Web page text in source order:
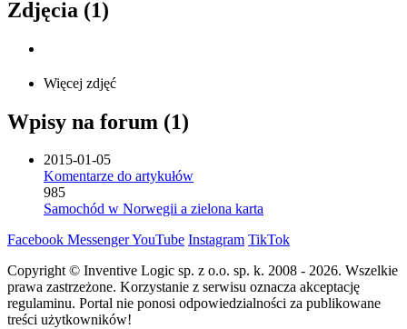
Zdjęcia (1)
Więcej zdjęć
Wpisy na forum (1)
2015-01-05
Komentarze do artykułów
985
Samochód w Norwegii a zielona karta
Facebook MessengerYouTube Instagram TikTok
Copyright © Inventive Logic sp. z o.o. sp. k. 2008 - 2026. Wszelkie
prawa zastrzeżone. Korzystanie z serwisu oznacza akceptację
regulaminu. Portal nie ponosi odpowiedzialności za publikowane
treści użytkowników!